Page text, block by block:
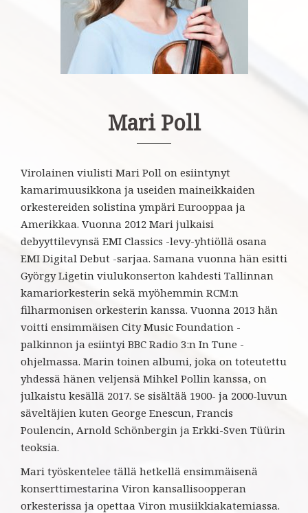
Mari Poll
Virolainen viulisti Mari Poll on esiintynyt
kamarimuusikkona ja useiden maineikkaiden
orkestereiden solistina ympäri Eurooppaa ja
Amerikkaa. Vuonna 2012 Mari julkaisi
debyyttilevynsä EMI Classics -levy-yhtiöllä osana
EMI Digital Debut -sarjaa. Samana vuonna hän esitti
György Ligetin viulukonserton kahdesti Tallinnan
kamariorkesterin sekä myöhemmin RCM:n
filharmonisen orkesterin kanssa. Vuonna 2013 hän
voitti ensimmäisen City Music Foundation -
palkinnon ja esiintyi BBC Radio 3:n In Tune -
ohjelmassa. Marin toinen albumi, joka on toteutettu
yhdessä hänen veljensä Mihkel Pollin kanssa, on
julkaistu kesällä 2017. Se sisältää 1900- ja 2000-luvun
säveltäjien kuten George Enescun, Francis
Poulencin, Arnold Schönbergin ja Erkki-Sven Tüürin
teoksia.
Mari työskentelee tällä hetkellä ensimmäisenä
konserttimestarina Viron kansallisoopperan
orkesterissa ja opettaa Viron musiikkiakatemiassa.